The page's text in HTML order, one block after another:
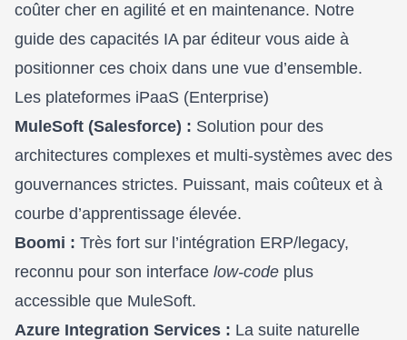
coûter cher en agilité et en maintenance. Notre
guide des capacités IA par éditeur vous aide à
positionner ces choix dans une vue d’ensemble.
Les plateformes iPaaS (Enterprise)
MuleSoft (Salesforce) : Solution pour des
architectures complexes et multi-systèmes avec des
gouvernances strictes. Puissant, mais coûteux et à
courbe d’apprentissage élevée.
Boomi : Très fort sur l’intégration ERP/legacy,
reconnu pour son interface low-code plus
accessible que MuleSoft.
Azure Integration Services : La suite naturelle